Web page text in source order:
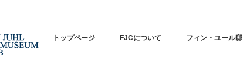
トップページ FJCについて フィン・ユール邸